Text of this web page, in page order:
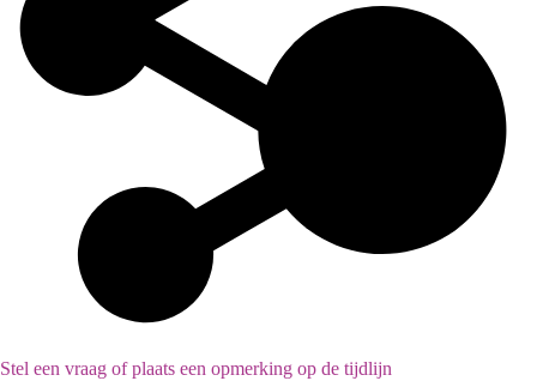
Stel een vraag of plaats een opmerking op de tijdlijn